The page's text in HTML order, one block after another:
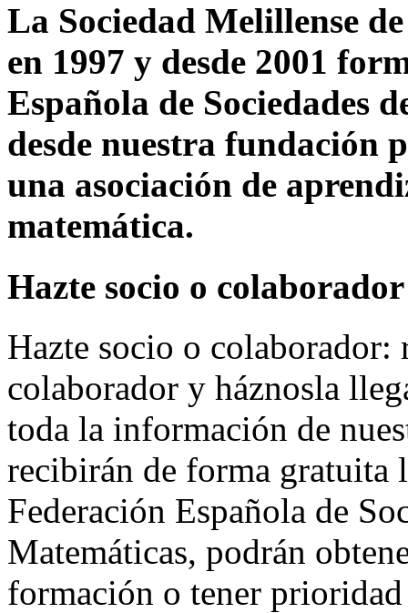
La Sociedad Melillense
en 1997 y desde 2001
Española de Sociedades
desde nuestra fundación
una asociación de
matemática.
Hazte socio o colaborador
Hazte socio o colaborador:
colaborador y háznosla
toda la información de
recibirán de forma gratuita
Federación Española de
Matemáticas, podrán
formación o tener